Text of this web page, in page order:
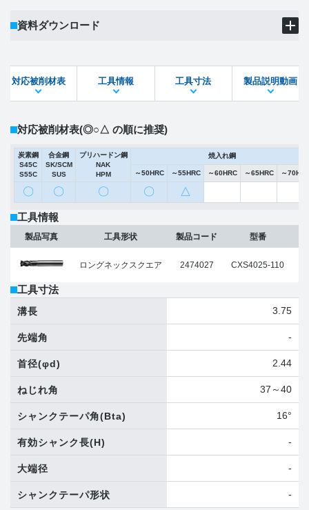
資料ダウンロード
STEPファイル DXFファイル
対応被削材表 工具情報 工具寸法 製品説明動画
対応被削材表(◎○△ の順に推奨)
炭素鋼
S45C
S55C
合金鋼
SK/SCM
SUS
プリハードン鋼
NAK
HPM
焼入れ鋼
～50HRC ～55HRC ～60HRC ～65HRC ～
〇 〇 〇 〇 △
工具情報
製品写真 工具形状
ロングネックスクエア
製品コード
2474027
型番
CXS4025-110
工具寸法
溝長 3.75
先端角 -
首径(φd) 2.44
ねじれ角 37～40
シャンクテーパ角(Bta) 16°
有効シャンク長(H) -
大端径 -
シャンクテーパ形状 -